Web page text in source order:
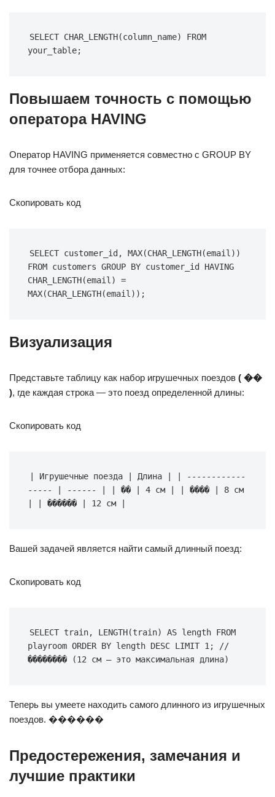
SELECT CHAR_LENGTH(column_name) FROM
your_table;
Повышаем точность с помощью
оператора HAVING
Оператор HAVING применяется совместно с GROUP BY
для точнее отбора данных:
Скопировать код
SELECT customer_id, MAX(CHAR_LENGTH(email))
FROM customers GROUP BY customer_id HAVING
CHAR_LENGTH(email) =
MAX(CHAR_LENGTH(email));
Визуализация
Представьте таблицу как набор игрушечных поездов ( ��
), где каждая строка — это поезд определенной длины:
Скопировать код
| Игрушечные поезда | Длина | | ------------
----- | ------ | | �� | 4 см | | ���� | 8 см
| | ������ | 12 см |
Вашей задачей является найти самый длинный поезд:
Скопировать код
SELECT train, LENGTH(train) AS length FROM
playroom ORDER BY length DESC LIMIT 1; //
�������� (12 см – это максимальная длина)
Теперь вы умеете находить самого длинного из игрушечных
поездов. ������
Предостережения, замечания и
лучшие практики